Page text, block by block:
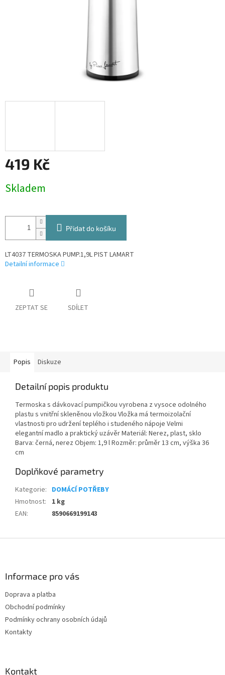
419 Kč
cena:
Skladem
Přidat do košíku
LT4037 TERMOSKA PUMP.1,9L PIST LAMART
Detailní informace
ZEPTAT SE SDÍLET
Popis Diskuze
Detailní popis produktu
Termoska s dávkovací pumpičkou vyrobena z vysoce odolného
plastu s vnitřní skleněnou vložkou Vložka má termoizolační
vlastnosti pro udržení teplého i studeného nápoje Velmi
elegantní madlo a praktický uzávěr Materiál: Nerez, plast, sklo
Barva: černá, nerez Objem: 1,9 l Rozměr: průměr 13 cm, výška 36
cm
Doplňkové parametry
Kategorie: DOMÁCÍ POTŘEBY
Hmotnost:
1 kg
EAN: 8590669199143
Informace pro vás
Doprava a platba
Obchodní podmínky
Podmínky ochrany osobních údajů
Kontakty
Kontakt